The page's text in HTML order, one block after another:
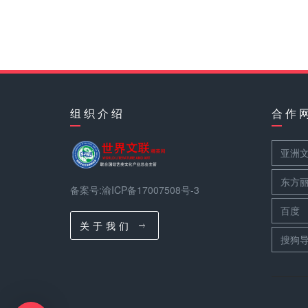
组 织 介 绍
备案号:渝ICP备17007508号-3
关 于 我 们
合 作
亚洲
东方
百度
搜狗